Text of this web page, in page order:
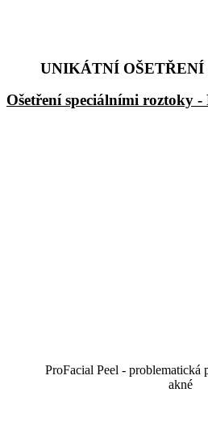
UNIKÁTNÍ OŠETŘENÍ
Ošetření speciálními roztoky -
ProFacial Peel - problematická
akné